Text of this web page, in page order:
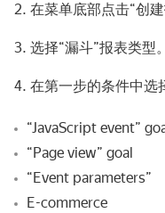
2. 在菜单底部点击“创建
3. 选择“漏斗”报表类型。
4. 在第一步的条件中选
“JavaScript event”
“Page view” goal
“Event parameters”
E-commerce